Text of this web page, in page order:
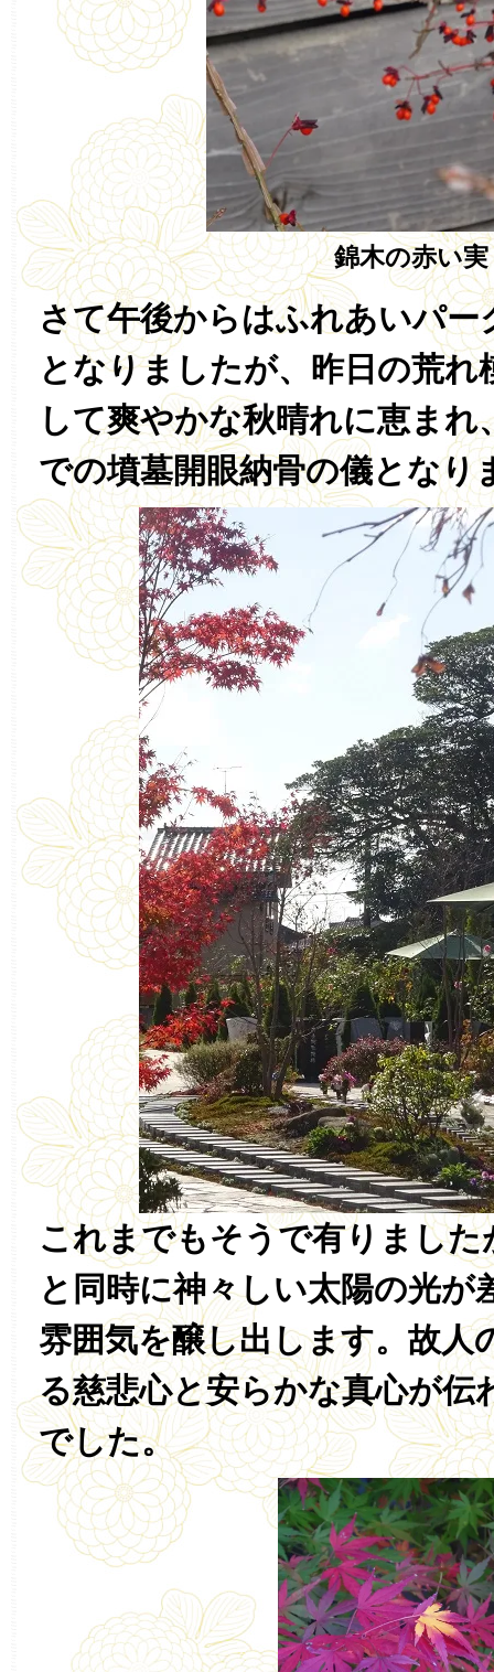
錦木の赤い実
さて午後からはふれあいパー
となりましたが、昨日の荒れ
して爽やかな秋晴れに恵まれ
での墳墓開眼納骨の儀となり
これまでもそうで有りまし
と同時に神々しい太陽の光が
雰囲気を醸し出します。故人
る慈悲心と安らかな真心が伝
でした。